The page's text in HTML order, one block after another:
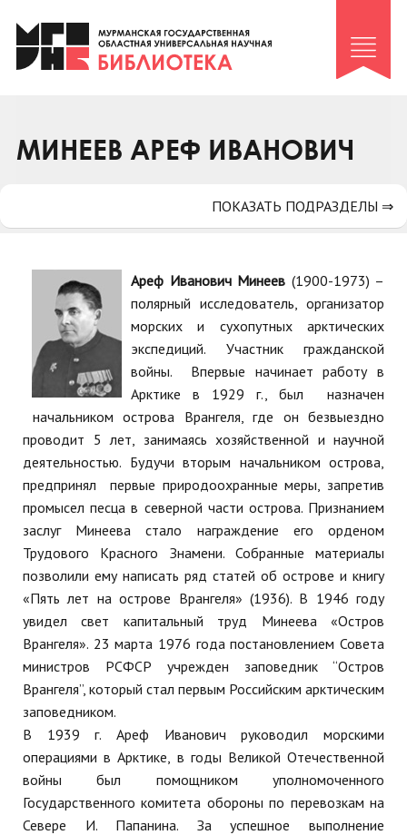
Клуб «Гиря и сельдерей»
Клуб «Семейный архив»
Коллегам
МИНЕЕВ АРЕФ ИВАНОВИЧ
Ареф Иванович Минеев (1900-1973) –
полярный исследователь, организатор
морских и сухопутных арктических
экспедиций. Участник гражданской
войны. Впервые начинает работу в
Арктике в 1929 г., был назначен
начальником острова Врангеля, где он безвыездно
проводит 5 лет, занимаясь хозяйственной и научной
деятельностью. Будучи вторым начальником острова,
предпринял первые природоохранные меры, запретив
промысел песца в северной части острова. Признанием
заслуг Минеева стало награждение его орденом
Трудового Красного Знамени. Собранные материалы
позволили ему написать ряд статей об острове и книгу
«Пять лет на острове Врангеля» (1936). В 1946 году
увидел свет капитальный труд Минеева «Остров
Врангеля». 23 марта 1976 года постановлением Совета
министров РСФСР учрежден заповедник “Остров
Врангеля”, который стал первым Российским арктическим
заповедником.
В 1939 г. Ареф Иванович руководил морскими
операциями в Арктике, в годы Великой Отечественной
войны был помощником уполномоченного
Государственного комитета обороны по перевозкам на
Севере И. Папанина. За успешное выполнение
ПОКАЗАТЬ ПОДРАЗДЕЛЫ ⇒